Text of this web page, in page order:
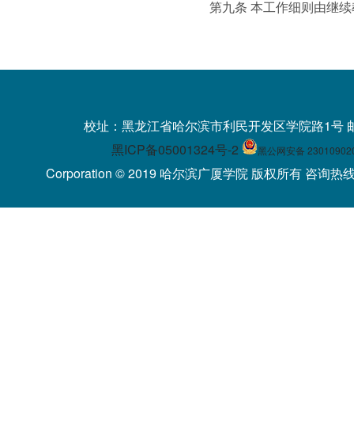
第九条 本工作细则由继
校址：黑龙江省哈尔滨市利民开发区学院路1号
黑ICP备05001324号-2
黑公网安备
Corporation © 2019 哈尔滨广厦学院 版权所有 咨询热